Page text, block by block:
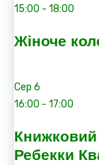
15:00 - 18:00
Жіноче
Сер 6
16:00 - 17:00
Ребекки